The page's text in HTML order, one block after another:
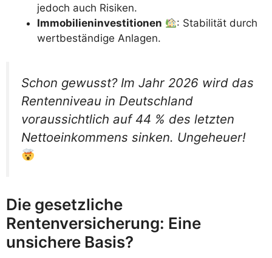
jedoch auch Risiken.
Immobilieninvestitionen
: Stabilität durch
wertbeständige Anlagen.
Schon gewusst? Im Jahr 2026 wird das
Rentenniveau in Deutschland
voraussichtlich auf 44 % des letzten
Nettoeinkommens sinken. Ungeheuer!
Die gesetzliche
Rentenversicherung: Eine
unsichere Basis?